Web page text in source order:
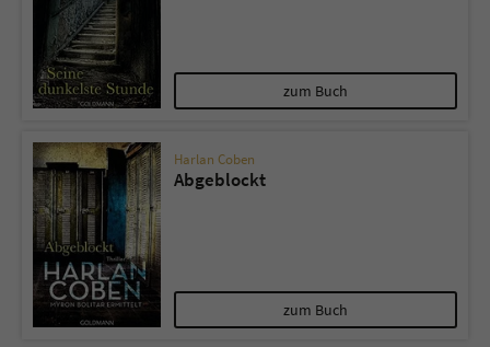
zum Buch
Harlan Coben
Abgeblockt
zum Buch